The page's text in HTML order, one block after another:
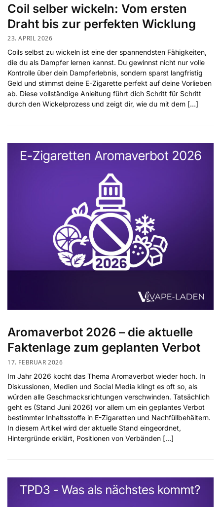
Coil selber wickeln: Vom ersten
Draht bis zur perfekten Wicklung
23. APRIL 2026
Coils selbst zu wickeln ist eine der spannendsten Fähigkeiten,
die du als Dampfer lernen kannst. Du gewinnst nicht nur volle
Kontrolle über dein Dampferlebnis, sondern sparst langfristig
Geld und stimmst deine E-Zigarette perfekt auf deine Vorlieben
ab. Diese vollständige Anleitung führt dich Schritt für Schritt
durch den Wickelprozess und zeigt dir, wie du mit dem […]
Aromaverbot 2026 – die aktuelle
Faktenlage zum geplanten Verbot
17. FEBRUAR 2026
Im Jahr 2026 kocht das Thema Aromaverbot wieder hoch. In
Diskussionen, Medien und Social Media klingt es oft so, als
würden alle Geschmacksrichtungen verschwinden. Tatsächlich
geht es (Stand Juni 2026) vor allem um ein geplantes Verbot
bestimmter Inhaltsstoffe in E-Zigaretten und Nachfüllbehältern.
In diesem Artikel wird der aktuelle Stand eingeordnet,
Hintergründe erklärt, Positionen von Verbänden […]